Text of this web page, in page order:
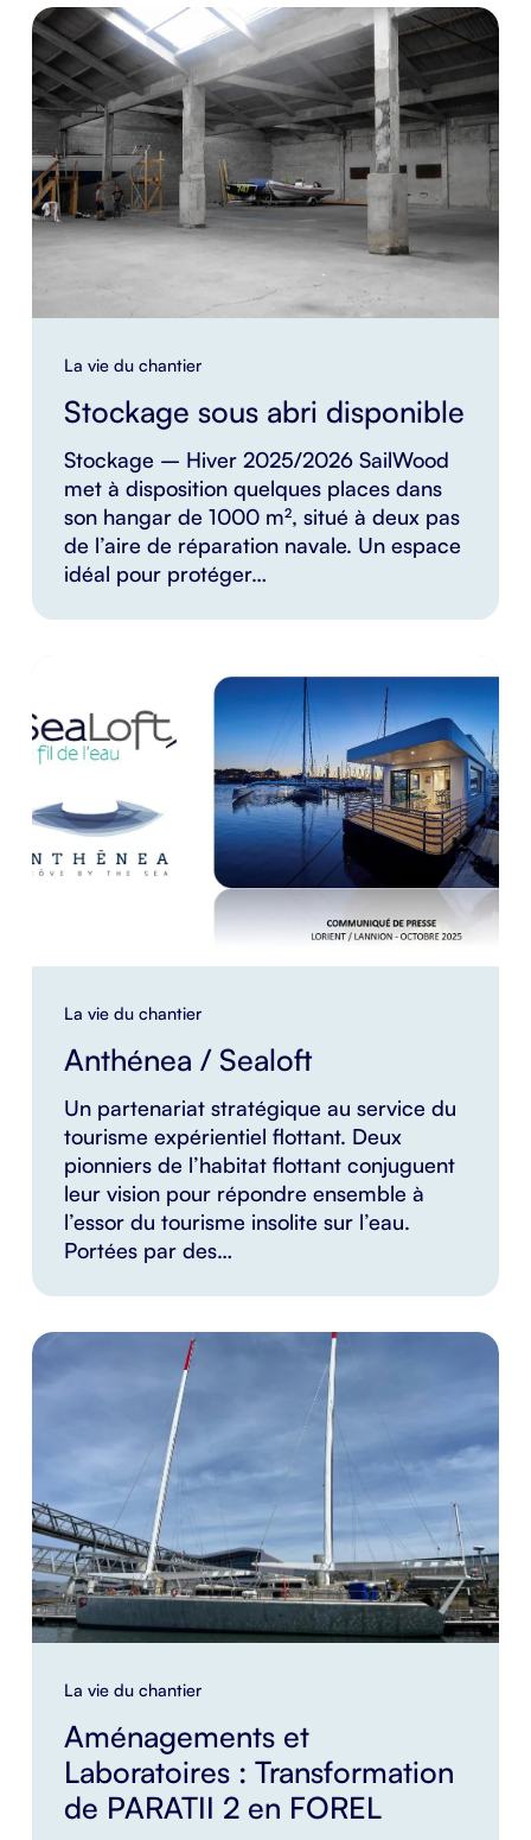
La vie du chantier
Stockage sous abri disponible
Stockage – Hiver 2025/2026 SailWood
met à disposition quelques places dans
son hangar de 1000 m², situé à deux pas
de l’aire de réparation navale. Un espace
idéal pour protéger…
La vie du chantier
Anthénea / Sealoft
Un partenariat stratégique au service du
tourisme expérientiel flottant. Deux
pionniers de l’habitat flottant conjuguent
leur vision pour répondre ensemble à
l’essor du tourisme insolite sur l’eau.
Portées par des…
La vie du chantier
Aménagements et
Laboratoires : Transformation
de PARATII 2 en FOREL